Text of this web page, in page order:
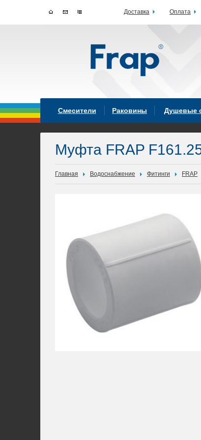
Смесители Раковины Душевые
Муфта FRAP
Главная Водоснабжение Фитинги FRAP
Доставка Оплата